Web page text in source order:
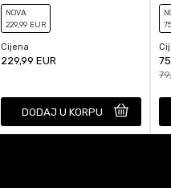
Edition
NOVA
229,99 EUR
Cijena
229,99 EUR
DODAJ U KORPU
75